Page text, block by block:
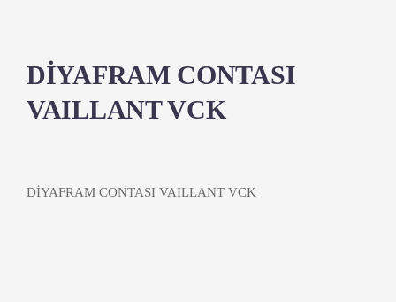
DİYAFRAM CONTASI
VAILLANT VCK
DİYAFRAM CONTASI VAILLANT VCK